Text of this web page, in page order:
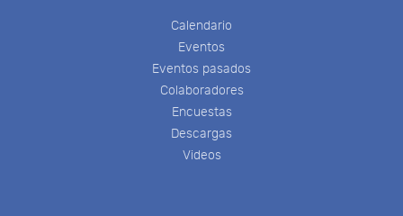
Calendario
Eventos
Eventos pasados
Colaboradores
Encuestas
Descargas
Videos